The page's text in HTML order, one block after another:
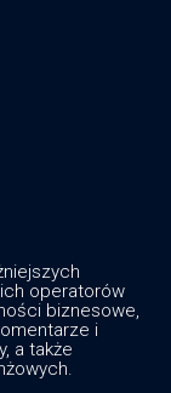
operatorów
biznesowe,
i
a także